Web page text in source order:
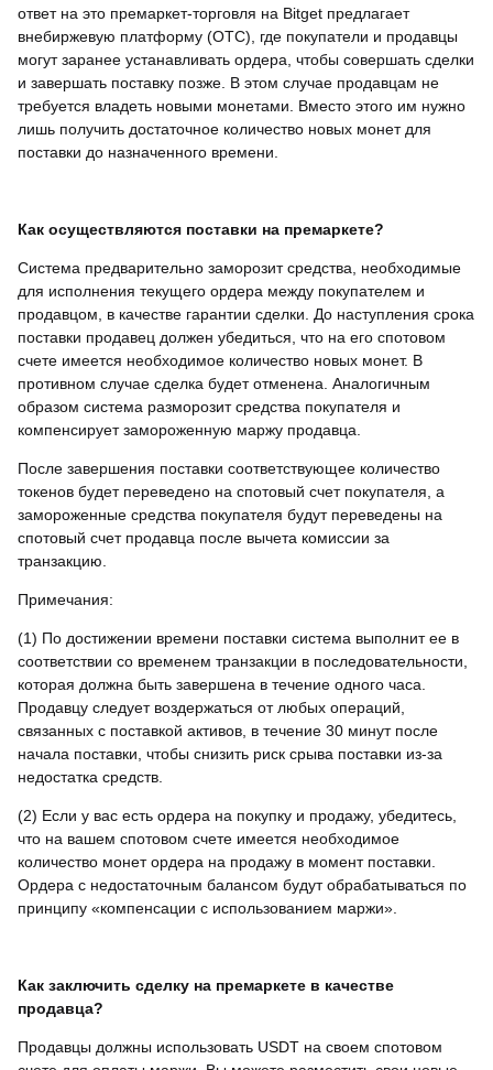
ответ на это премаркет-торговля на Bitget предлагает
внебиржевую платформу (OTC), где покупатели и продавцы
могут заранее устанавливать ордера, чтобы совершать сделки
и завершать поставку позже. В этом случае продавцам не
требуется владеть новыми монетами. Вместо этого им нужно
лишь получить достаточное количество новых монет для
поставки до назначенного времени.
Как осуществляются поставки на премаркете?
Система предварительно заморозит средства, необходимые
для исполнения текущего ордера между покупателем и
продавцом, в качестве гарантии сделки. До наступления срока
поставки продавец должен убедиться, что на его спотовом
счете имеется необходимое количество новых монет. В
противном случае сделка будет отменена. Аналогичным
образом система разморозит средства покупателя и
компенсирует замороженную маржу продавца.
После завершения поставки соответствующее количество
токенов будет переведено на спотовый счет покупателя, а
замороженные средства покупателя будут переведены на
спотовый счет продавца после вычета комиссии за
транзакцию.
Примечания:
(1) По достижении времени поставки система выполнит ее в
соответствии со временем транзакции в последовательности,
которая должна быть завершена в течение одного часа.
Продавцу следует воздержаться от любых операций,
связанных с поставкой активов, в течение 30 минут после
начала поставки, чтобы снизить риск срыва поставки из-за
недостатка средств.
(2) Если у вас есть ордера на покупку и продажу, убедитесь,
что на вашем спотовом счете имеется необходимое
количество монет ордера на продажу в момент поставки.
Ордера с недостаточным балансом будут обрабатываться по
принципу «компенсации с использованием маржи».
Как заключить сделку на премаркете в качестве
продавца?
Продавцы должны использовать USDT на своем спотовом